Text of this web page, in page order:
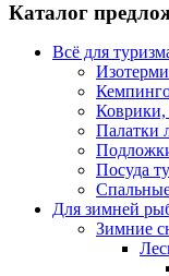
Каталог
Всё для
Палатки
Посуда
Для зимней
Зимние